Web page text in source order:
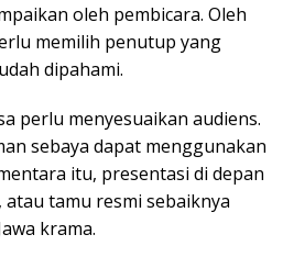
oleh pembicara. Oleh
memilih penutup yang
dipahami.
perlu menyesuaikan audiens.
sebaya dapat menggunakan
itu, presentasi di depan
tamu resmi sebaiknya
krama.